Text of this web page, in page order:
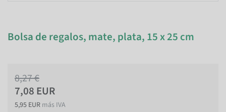
Bolsa de regalos, mate, plata, 15 x 25 cm
8,27 €
7,08 EUR
5,95 EUR más IVA